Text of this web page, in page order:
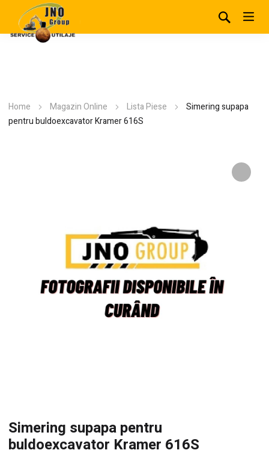
Home Magazin Online Lista Piese
Simering supapa
pentru buldoexcavator Kramer 616S
Simering supapa pentru
buldoexcavator Kramer 616S